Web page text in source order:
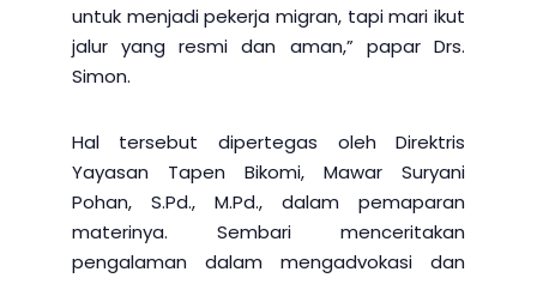
untuk menjadi pekerja migran, tapi mari ikut
jalur yang resmi dan aman,” papar Drs.
Simon.
Hal tersebut dipertegas oleh Direktris
Yayasan Tapen Bikomi, Mawar Suryani
Pohan, S.Pd., M.Pd., dalam pemaparan
materinya. Sembari menceritakan
pengalaman dalam mengadvokasi dan